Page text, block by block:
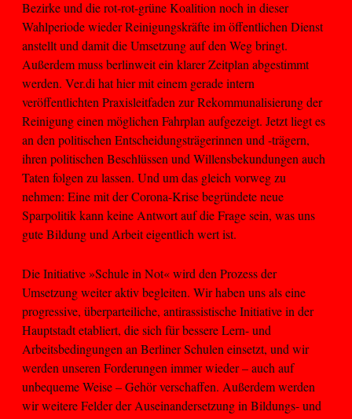
Bezirke und die rot-rot-grüne Koalition noch in dieser
Wahlperiode wieder Reinigungskräfte im öffentlichen Dienst
anstellt und damit die Umsetzung auf den Weg bringt.
Außerdem muss berlinweit ein klarer Zeitplan abgestimmt
werden. Ver.di hat hier mit einem gerade intern
veröffentlichten Praxisleitfaden zur Rekommunalisierung der
Reinigung einen möglichen Fahrplan aufgezeigt. Jetzt liegt es
an den politischen Entscheidungsträgerinnen und -trägern,
ihren politischen Beschlüssen und Willensbekundungen auch
Taten folgen zu lassen. Und um das gleich vorweg zu
nehmen: Eine mit der Corona-Krise begründete neue
Sparpolitik kann keine Antwort auf die Frage sein, was uns
gute Bildung und Arbeit eigentlich wert ist.
Die Initiative »Schule in Not« wird den Prozess der
Umsetzung weiter aktiv begleiten. Wir haben uns als eine
progressive, überparteiliche, antirassistische Initiative in der
Hauptstadt etabliert, die sich für bessere Lern- und
Arbeitsbedingungen an Berliner Schulen einsetzt, und wir
werden unseren Forderungen immer wieder – auch auf
unbequeme Weise – Gehör verschaffen. Außerdem werden
wir weitere Felder der Auseinandersetzung in Bildungs- und